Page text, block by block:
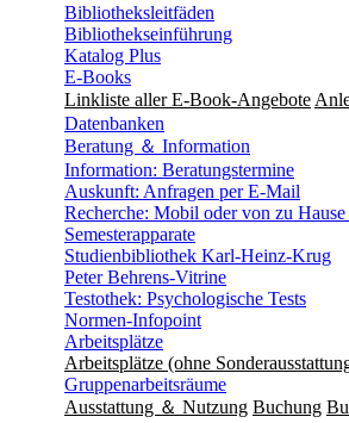
Bibliotheksleitfäden
Bibliothekseinführung
Katalog Plus
E-Books
Linkliste aller E-Book-Angebote
Datenbanken
Beratung ＆ Information
Information: Beratungstermine
Auskunft: Anfragen per E-Mail
Recherche: Mobil oder von zu Hause
Semesterapparate
Studienbibliothek Karl-Heinz-Krug
Peter Behrens-Vitrine
Testothek: Psychologische Tests
Normen-Infopoint
Arbeitsplätze
Arbeitsplätze (ohne
Gruppenarbeitsräume
Ausstattung ＆ Nutzung Buchung